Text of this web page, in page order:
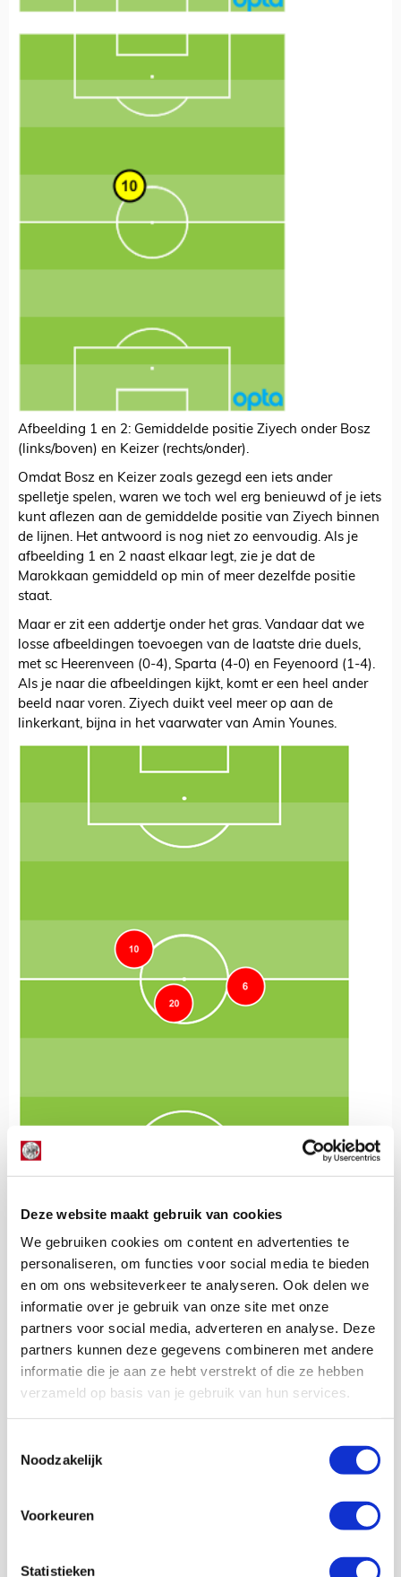
Deze website maakt gebruik van cookies
We gebruiken cookies om content en advertenties te
personaliseren, om functies voor social media te bieden
en om ons websiteverkeer te analyseren. Ook delen we
informatie over je gebruik van onze site met onze
partners voor social media, adverteren en analyse. Deze
partners kunnen deze gegevens combineren met andere
informatie die je aan ze hebt verstrekt of die ze hebben
verzameld op basis van je gebruik van hun services.
Noodzakelijk
Voorkeuren
Statistieken
Afbeelding 1 en 2: Gemiddelde positie Ziyech onder Bosz
(links/boven) en Keizer (rechts/onder).
Omdat Bosz en Keizer zoals gezegd een iets ander
spelletje spelen, waren we toch wel erg benieuwd of je iets
kunt aflezen aan de gemiddelde positie van Ziyech binnen
de lijnen. Het antwoord is nog niet zo eenvoudig. Als je
afbeelding 1 en 2 naast elkaar legt, zie je dat de
Marokkaan gemiddeld op min of meer dezelfde positie
staat.
Maar er zit een addertje onder het gras. Vandaar dat we
losse afbeeldingen toevoegen van de laatste drie duels,
met sc Heerenveen (0-4), Sparta (4-0) en Feyenoord (1-4).
Als je naar die afbeeldingen kijkt, komt er een heel ander
beeld naar voren. Ziyech duikt veel meer op aan de
linkerkant, bijna in het vaarwater van Amin Younes.
Heerenveen-uit.